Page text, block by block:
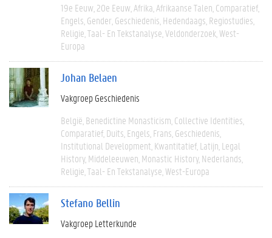
19e Eeuw 20e Eeuw Afrika Afrikaanse Talen Comparatief
Engels Gender Geschiedenis Hedendaags Regiostudies
Religie Taal- En Tekstanalyse Veldonderzoek West-
Europa
Johan Belaen
Vakgroep Geschiedenis
België Benedictine Monasticism Collective Identities
Comparatief Duits Engels Frans Geschiedenis
Institutional Development Kwantitatief Latijn Legal
History Middeleeuwen Monastic History Nederlands
Religie Taal- En Tekstanalyse West-Europa
Stefano Bellin
Vakgroep Letterkunde